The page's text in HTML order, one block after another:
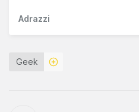
Adrazzi
Geek